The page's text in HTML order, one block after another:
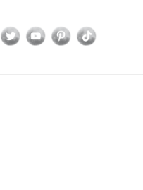
Facebook
TwitterYouTubePinterest